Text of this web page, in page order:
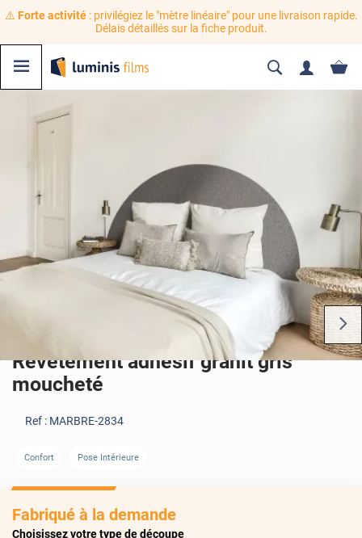
⚠️ Forte activité: privilégiez le "mètre linéaire" pour une livraison rapide.
Délais détaillés sur la fiche produit.
Revêtement adhésif granit gris
moucheté
Ref : MARBRE-2834
Confort Pose Intérieure
Fabriqué à la demande
Choisissez votre type de découpe